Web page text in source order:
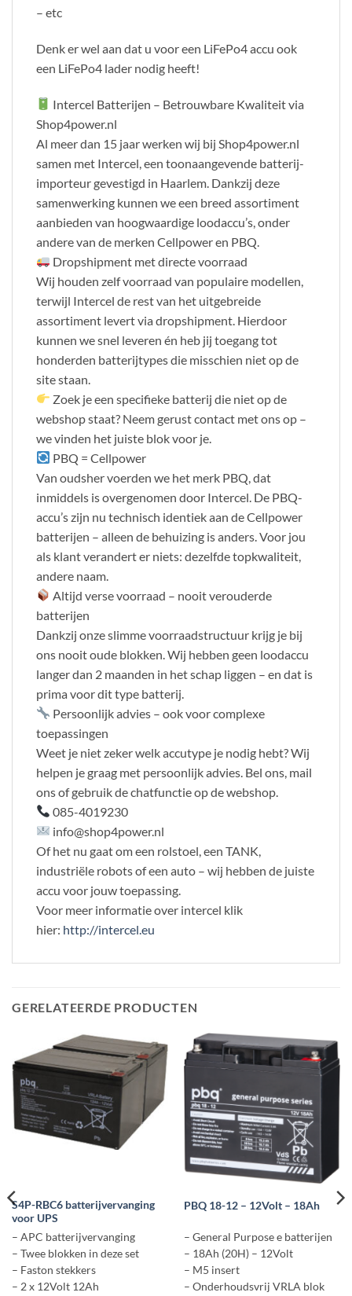
– etc
Denk er wel aan dat u voor een LiFePo4 accu ook
een LiFePo4 lader nodig heeft!
Intercel Batterijen – Betrouwbare Kwaliteit via
Shop4power.nl
Al meer dan 15 jaar werken wij bij Shop4power.nl
samen met Intercel, een toonaangevende batterij-
importeur gevestigd in Haarlem. Dankzij deze
samenwerking kunnen we een breed assortiment
aanbieden van hoogwaardige loodaccu’s, onder
andere van de merken Cellpower en PBQ.
Dropshipment met directe voorraad
Wij houden zelf voorraad van populaire modellen,
terwijl Intercel de rest van het uitgebreide
assortiment levert via dropshipment. Hierdoor
kunnen we snel leveren én heb jij toegang tot
honderden batterijtypes die misschien niet op de
site staan.
Zoek je een specifieke batterij die niet op de
webshop staat? Neem gerust contact met ons op –
we vinden het juiste blok voor je.
PBQ = Cellpower
Van oudsher voerden we het merk PBQ, dat
inmiddels is overgenomen door Intercel. De PBQ-
accu’s zijn nu technisch identiek aan de Cellpower
batterijen – alleen de behuizing is anders. Voor jou
als klant verandert er niets: dezelfde topkwaliteit,
andere naam.
Altijd verse voorraad – nooit verouderde
batterijen
Dankzij onze slimme voorraadstructuur krijg je bij
ons nooit oude blokken. Wij hebben geen loodaccu
langer dan 2 maanden in het schap liggen – en dat is
prima voor dit type batterij.
Persoonlijk advies – ook voor complexe
toepassingen
Weet je niet zeker welk accutype je nodig hebt? Wij
helpen je graag met persoonlijk advies. Bel ons, mail
ons of gebruik de chatfunctie op de webshop.
085-4019230
info@shop4power.nl
Of het nu gaat om een rolstoel, een TANK,
industriële robots of een auto – wij hebben de juiste
accu voor jouw toepassing.
Voor meer informatie over intercel klik
hier: http://intercel.eu
GERELATEERDE PRODUCTEN
S4P-RBC6 batterijvervanging
voor UPS
– APC batterijvervanging
– Twee blokken in deze set
– Faston stekkers
– 2 x 12Volt 12Ah
PBQ 18-12 – 12Volt – 18Ah
– General Purpose e batterijen
– 18Ah (20H) – 12Volt
– M5 insert
– Onderhoudsvrij VRLA blok